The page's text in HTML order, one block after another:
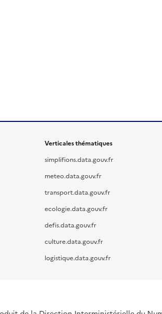
Verticales thématiques
simplifions.data.gouv.fr
meteo.data.gouv.fr
transport.data.gouv.fr
ecologie.data.gouv.fr
defis.data.gouv.fr
culture.data.gouv.fr
logistique.data.gouv.fr